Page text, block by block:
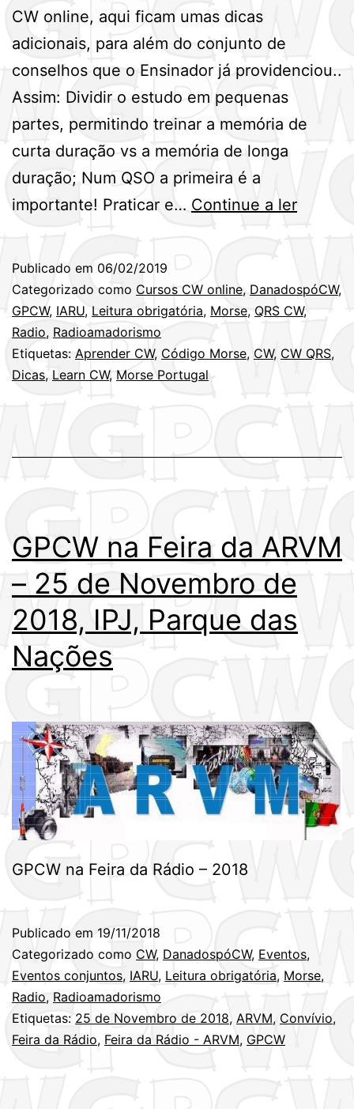
CW online, aqui ficam umas dicas
adicionais, para além do conjunto de
conselhos que o Ensinador já providenciou..
Assim: Dividir o estudo em pequenas
partes, permitindo treinar a memória de
curta duração vs a memória de longa
duração; Num QSO a primeira é a
importante! Praticar e… Continue a lerDicas
na
CW!
Publicado em 06/02/2019
Categorizado como Cursos CW online, DanadospóCW,
GPCW, IARU, Leitura obrigatória, Morse, QRS CW,
Radio, Radioamadorismo
Etiquetas: Aprender CW, Código Morse, CW, CW QRS,
Dicas, Learn CW, Morse Portugal
GPCW na Feira da ARVM
– 25 de Novembro de
2018, IPJ, Parque das
Nações
GPCW na Feira da Rádio – 2018
Publicado em 19/11/2018
Categorizado como CW, DanadospóCW, Eventos,
Eventos conjuntos, IARU, Leitura obrigatória, Morse,
Radio, Radioamadorismo
Etiquetas: 25 de Novembro de 2018, ARVM, Convívio,
Feira da Rádio, Feira da Rádio - ARVM, GPCW